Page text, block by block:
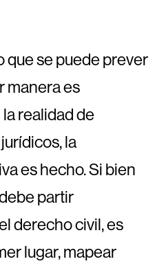
que se puede prever
manera es
realidad de
la
es hecho. Si bien
partir
derecho civil, es
lugar, mapear